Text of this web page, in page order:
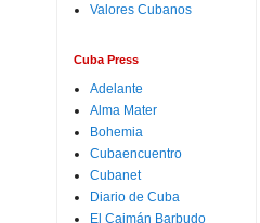
Valores Cubanos
Cuba Press
Adelante
Alma Mater
Bohemia
Cubaencuentro
Cubanet
Diario de Cuba
El Caimán Barbudo